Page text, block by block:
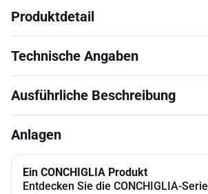
Produktdetail
Technische Angaben
Ausführliche Beschreibung
Anlagen
Ein CONCHIGLIA Produkt
Entdecken Sie die CONCHIGLIA-Serie